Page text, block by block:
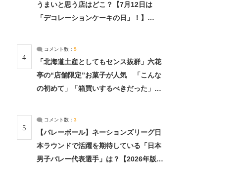
うまいと思う店はどこ？【7月12日は
「デコレーションケーキの日」！】
4
コメント数： 5
「北海道土産としてもセンス抜群」六花
亭の“店舗限定”お菓子が人気 「こんな
の初めて」「箱買いするべきだった」
5
コメント数： 3
【バレーボール】ネーションズリーグ日
本ラウンドで活躍を期待している「日本
男子バレー代表選手」は？【2026年版・